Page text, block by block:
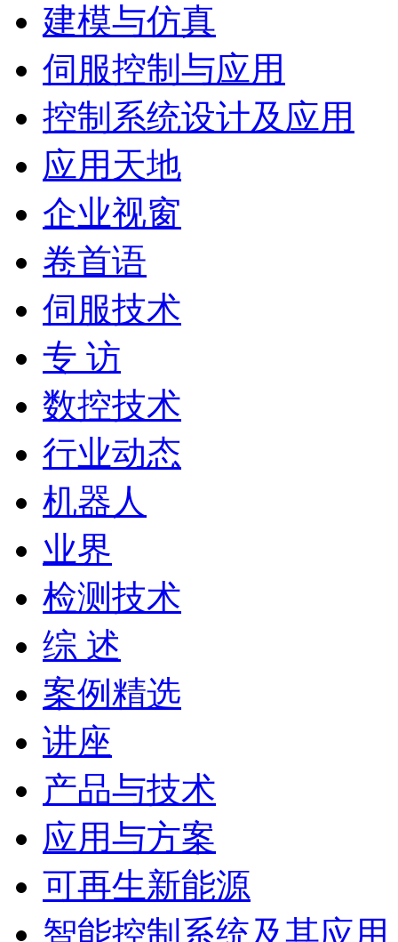
建模与仿真
伺服控制与应用
控制系统设计及应用
应用天地
企业视窗
卷首语
伺服技术
专 访
数控技术
行业动态
机器人
业界
检测技术
综 述
案例精选
讲座
产品与技术
应用与方案
可再生新能源
智能控制系统及其应用